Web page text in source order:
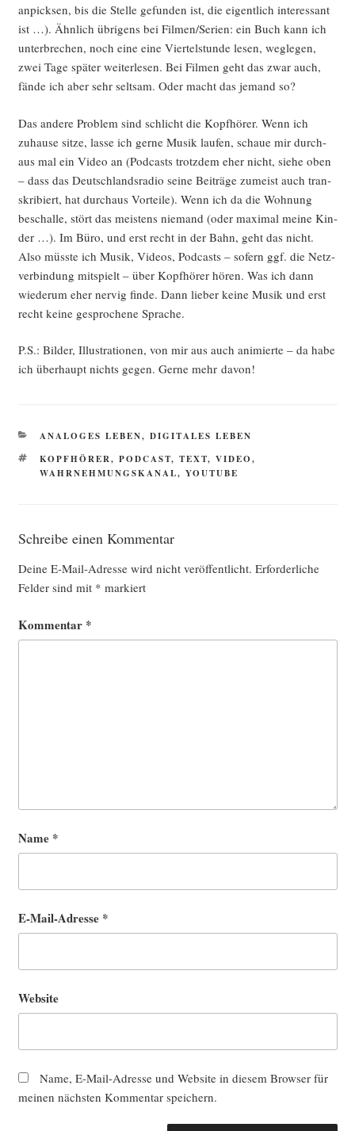
anpick­sen, bis die Stel­le gefun­den ist, die eigent­lich inter­es­sant
ist …). Ähn­lich übri­gens bei Filmen/Serien: ein Buch kann ich
unter­bre­chen, noch eine eine Vier­tel­stun­de lesen, weg­le­gen,
zwei Tage spä­ter wei­ter­le­sen. Bei Fil­men geht das zwar auch,
fän­de ich aber sehr selt­sam. Oder macht das jemand so?
Das ande­re Pro­blem sind schlicht die Kopf­hö­rer. Wenn ich
zuhau­se sit­ze, las­se ich ger­ne Musik lau­fen, schaue mir durch­
aus mal ein Video an (Pod­casts trotz­dem eher nicht, sie­he oben
– dass das Deutsch­lands­ra­dio sei­ne Bei­trä­ge zumeist auch tran­
skri­biert, hat durch­aus Vor­tei­le). Wenn ich da die Woh­nung
beschal­le, stört das meis­tens nie­mand (oder maxi­mal mei­ne Kin­
der …). Im Büro, und erst recht in der Bahn, geht das nicht.
Also müss­te ich Musik, Vide­os, Pod­casts – sofern ggf. die Netz­
ver­bin­dung mit­spielt – über Kopf­hö­rer hören. Was ich dann
wie­der­um eher ner­vig fin­de. Dann lie­ber kei­ne Musik und erst
recht kei­ne gespro­che­ne Sprache.
P.S.: Bil­der, Illus­tra­tio­nen, von mir aus auch ani­mier­te – da habe
ich über­haupt nichts gegen. Ger­ne mehr davon!
KATEGORIEN
ANALOGES LEBEN, DIGITALES LEBEN
SCHLAGWÖRTER
KOPFHÖRER, PODCAST, TEXT, VIDEO,
WAHRNEHMUNGSKANAL, YOUTUBE
Schreibe einen Kommentar
Deine E-Mail-Adresse wird nicht veröffentlicht. Erforderliche
Felder sind mit * markiert
Kommentar *
Name *
E-Mail-Adresse *
Website
Name, E-Mail-Adresse und Website in diesem Browser für
meinen nächsten Kommentar speichern.